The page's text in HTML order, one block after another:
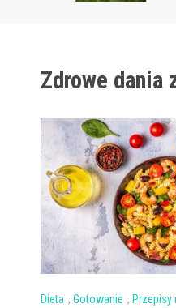
Zdrowe dania
Dieta , Gotowanie , Przepisy